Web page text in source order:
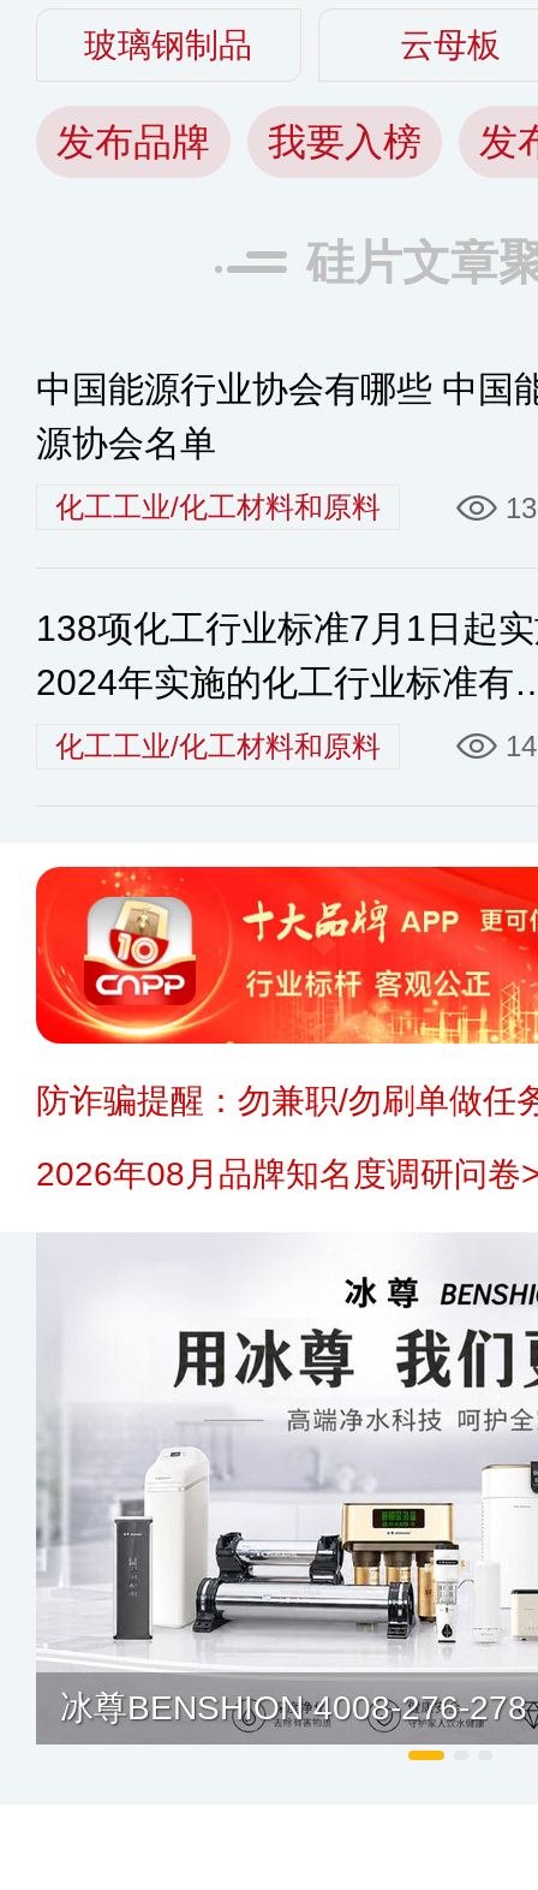
玻璃钢制品 云母板
发布品牌 我要入榜 发
硅片文章
中国能源行业协会有哪些 中国
源协会名单
化工工业/化工材料和原料
138项化工行业标准7月1日起
2024年实施的化工行业标准有
些化工工业/化工材料和原料
防诈骗提醒：勿兼职/勿刷单做任
2026年08月品牌知名度调研问卷
冰尊BENSHION 4008-276-278